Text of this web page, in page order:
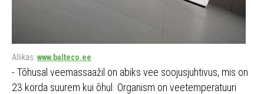
Allikas: www.balteco.ee
- Tõhusal veemassaažil on abiks vee soojusjuhtivus, mis on
23 korda suurem kui õhul. Organism on veetemperatuuri